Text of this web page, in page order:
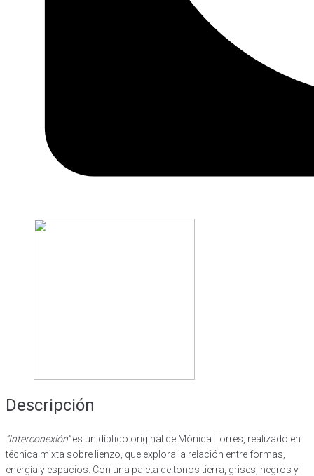
Descripción
“Interconexión”es un díptico original de Mónica Torres, realizado en
técnica mixta sobre lienzo, que explora la relación entre formas,
energía y espacios. Con una paleta de tonos tierra, grises, negros y